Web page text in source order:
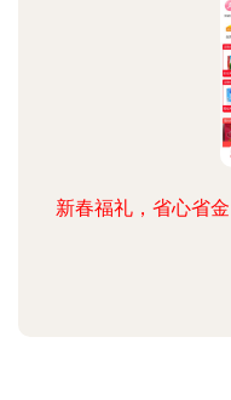
新春福礼，省心省